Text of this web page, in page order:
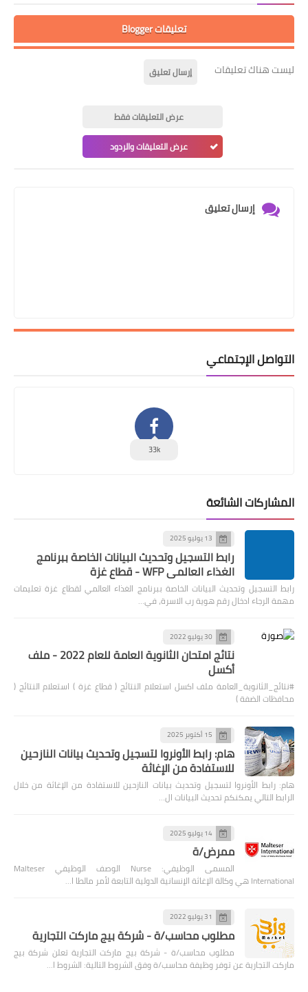
تعليقات Blogger
ليست هناك تعليقات إرسال تعليق
عرض التعليقات فقط
عرض التعليقات والردود
إرسال تعليق
التواصل الإجتماعي
33k
المشاركات الشائعة
13 يوليو 2025
رابط التسجيل وتحديث البيانات الخاصة ببرنامج
الغذاء العالمي WFP - قطاع غزة
رابط التسجيل وتحديث البيانات الخاصة ببرنامج الغذاء العالمي لقطاع غزة تعليمات
مهمة الرجاء ادخال رقم هوية رب الاسرة، في…
30 يوليو 2022
نتائج امتحان الثانوية العامة للعام 2022 - ملف
أكسل
#نتائج_الثانوية_العامة ملف اكسل استعلام النتائج ( قطاع غزة ) استعلام النتائج (
محافظات الضفة )
15 أكتوبر 2025
هام: رابط الأونروا لتسجيل وتحديث بيانات النازحين
للاستفادة من الإغاثة
هام: رابط الأونروا لتسجيل وتحديث بيانات النازحين للاستفادة من الإغاثة من خلال
الرابط التالي يمكنكم تحديث البيانات ال…
14 يوليو 2025
ممرض/ة
المسمى الوظيفي: Nurse الوصف الوظيفي Malteser
International هي وكالة الإغاثة الإنسانية الدولية التابعة لأمر مالطا ا…
31 يوليو 2022
مطلوب محاسب/ة - شركة بيج ماركت التجارية
مطلوب محاسب/ة - شركة بيج ماركت التجارية تعلن شركة بيج
ماركت التجارية عن توفر وظيفة محاسب/ة وفق الشروط التالية: الشروط ا…